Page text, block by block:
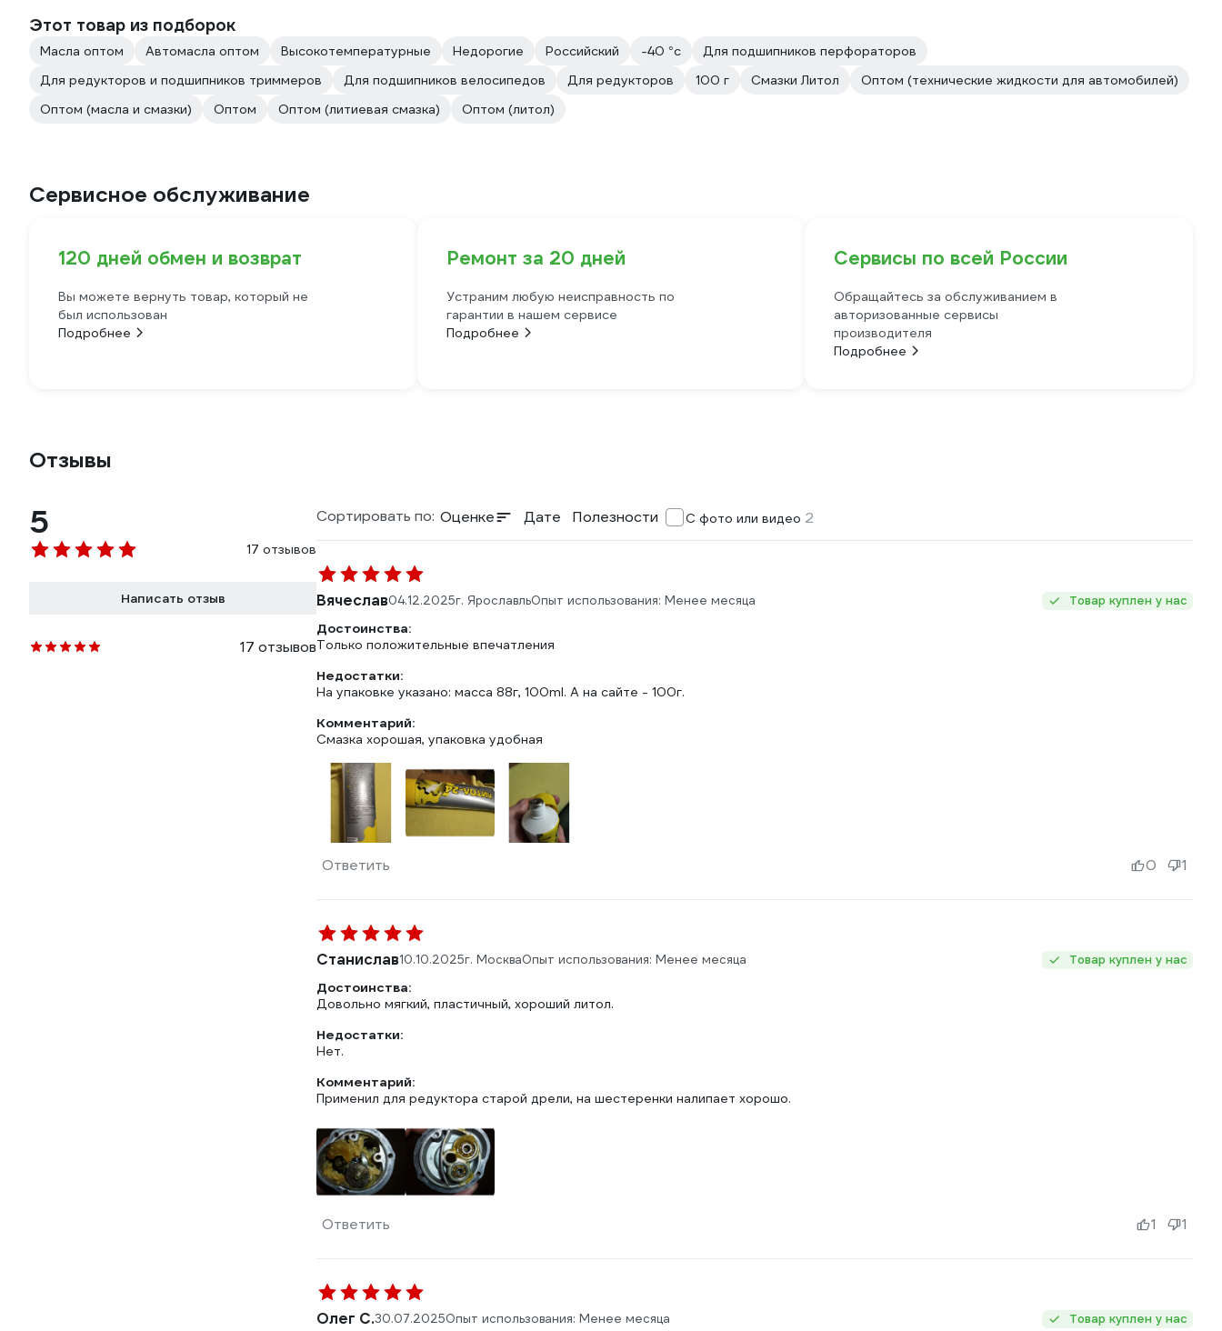
Этот товар из подборок
Масла оптом Автомасла оптом Высокотемпературные Недорогие Российский -40 °с
Для подшипников перфораторов
Для редукторов и подшипников триммеров
Для подшипников велосипедов Для редукторов 100 г Смазки Литол
Оптом (технические жидкости для автомобилей)
Оптом (масла и смазки)
Оптом Оптом (литиевая смазка) Оптом (литол)
Сервисное обслуживание
120 дней обмен и возврат
Вы можете вернуть товар, который не
был использован
Подробнее
Ремонт за 20 дней
Устраним любую неисправность по
гарантии в нашем сервисе
Подробнее
Сервисы по всей России
Обращайтесь за обслуживанием в
авторизованные сервисы
производителя
Подробнее
Отзывы
5
17 отзывов
Написать отзыв
17 отзывов
Сортировать по: Оценке Дате Полезности С фото или видео 2
Вячеслав04.12.2025г. ЯрославльОпыт использования: Менее месяца Товар куплен у нас
Достоинства:
Только положительные впечатления
Недостатки:
На упаковке указано: масса 88г, 100ml. А на сайте - 100г.
Комментарий:
Смазка хорошая, упаковка удобная
Ответить 0 1
Станислав10.10.2025г. МоскваОпыт использования: Менее месяца Товар куплен у нас
Достоинства:
Довольно мягкий, пластичный, хороший литол.
Недостатки:
Нет.
Комментарий:
Применил для редуктора старой дрели, на шестеренки налипает хорошо.
Ответить 1 1
Олег С.30.07.2025Опыт использования: Менее месяца Товар куплен у нас